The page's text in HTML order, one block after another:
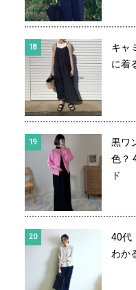
キャ
に着
黒ワ
色？
ド
40代
わか